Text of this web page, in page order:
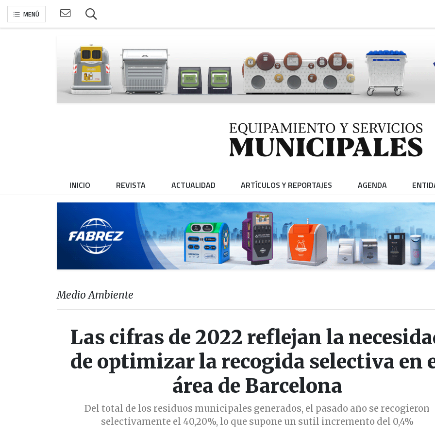
MENÚ
INICIO REVISTA ACTUALIDAD ARTÍCULOS Y REPORTAJES AGENDA
Medio Ambiente
Las cifras de 2022 reflejan la
de optimizar la recogida selectiva en
área de Barcelona
Del total de los residuos municipales generados, el pasado año se recogieron
selectivamente el 40,20%, lo que supone un sutil incremento del 0,4%